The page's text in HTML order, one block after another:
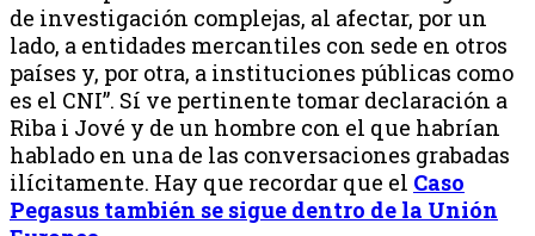
de investigación complejas, al afectar, por un
lado, a entidades mercantiles con sede en otros
países y, por otra, a instituciones públicas como
es el CNI”. Sí ve pertinente tomar declaración a
Riba i Jové y de un hombre con el que habrían
hablado en una de las conversaciones grabadas
ilícitamente. Hay que recordar que el Caso
Pegasus también se sigue dentro de la Unión